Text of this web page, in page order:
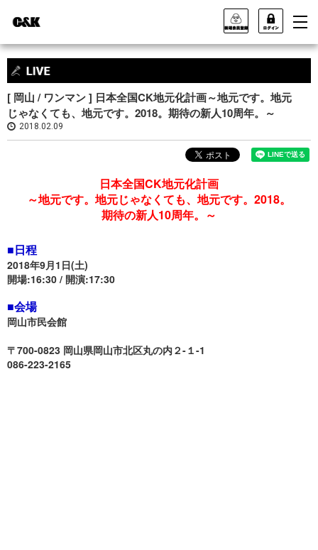
[ 岡山 / ワンマン ] 日本全国CK地元化計画～地元です。地元
じゃなくても、地元です。2018。期待の新人10周年。～
2018.02.09
日本全国CK地元化計画
～地元です。地元じゃなくても、地元です。2018。
期待の新人10周年。～
■日程
2018年9月1日(土)
開場:16:30 / 開演:17:30
■会場
岡山市民会館
〒700-0823 岡山県岡山市北区丸の内２-１-1
086-223-2165